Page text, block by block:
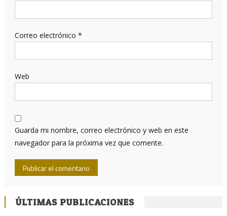
Correo electrónico *
Web
Guarda mi nombre, correo electrónico y web en este
navegador para la próxima vez que comente.
ÚLTIMAS PUBLICACIONES